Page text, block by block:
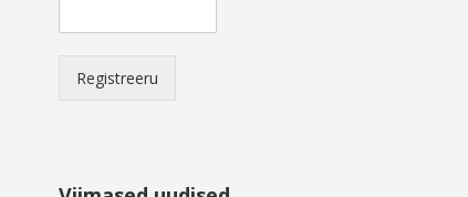
i
E
Registreeru